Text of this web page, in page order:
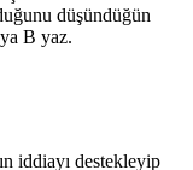
düşündüğün
B yaz.
iddiayı destekleyip